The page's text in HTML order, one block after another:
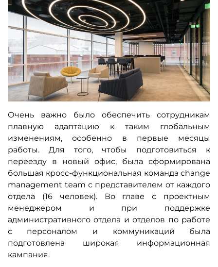
Очень важно было обеспечить сотрудникам
плавную адаптацию к таким глобальным
изменениям, особенно в первые месяцы
работы. Для того, чтобы подготовиться к
переезду в новый офис, была сформирована
большая кросс-функциональная команда change
management team с представителем от каждого
отдела (16 человек). Во главе с проектным
менеджером и при поддержке
административного отдела и отделов по работе
с персоналом и коммуникаций была
подготовлена широкая информационная
кампания.